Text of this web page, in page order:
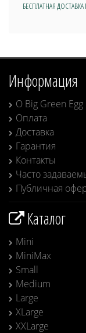
БЕСПЛАТНАЯ
Информация
О Big Green Egg
Оплата
Доставка
Гарантия
Контакты
Часто
Публичная
Каталог
Mini
MiniMax
Small
Medium
Large
XLarge
XXLarge